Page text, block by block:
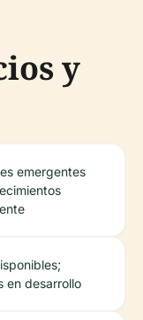
y
emergentes
en desarrollo